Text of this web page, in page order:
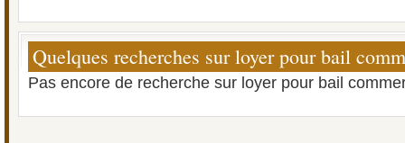
Quelques recherches sur loyer pour bail
Pas encore de recherche sur loyer pour bail